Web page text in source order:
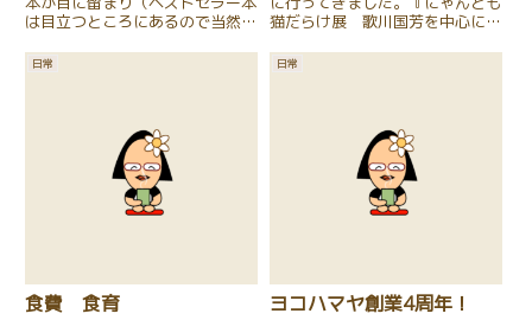
は目立つところにあるので当然な
て、レジへ並んでしまいました。
猫だらけ展 歌川国芳を中心に』
すが、「歌川国芳を中心に」に惹
日常
食費 食育
日常
ヨコハマヤ創業4周年！